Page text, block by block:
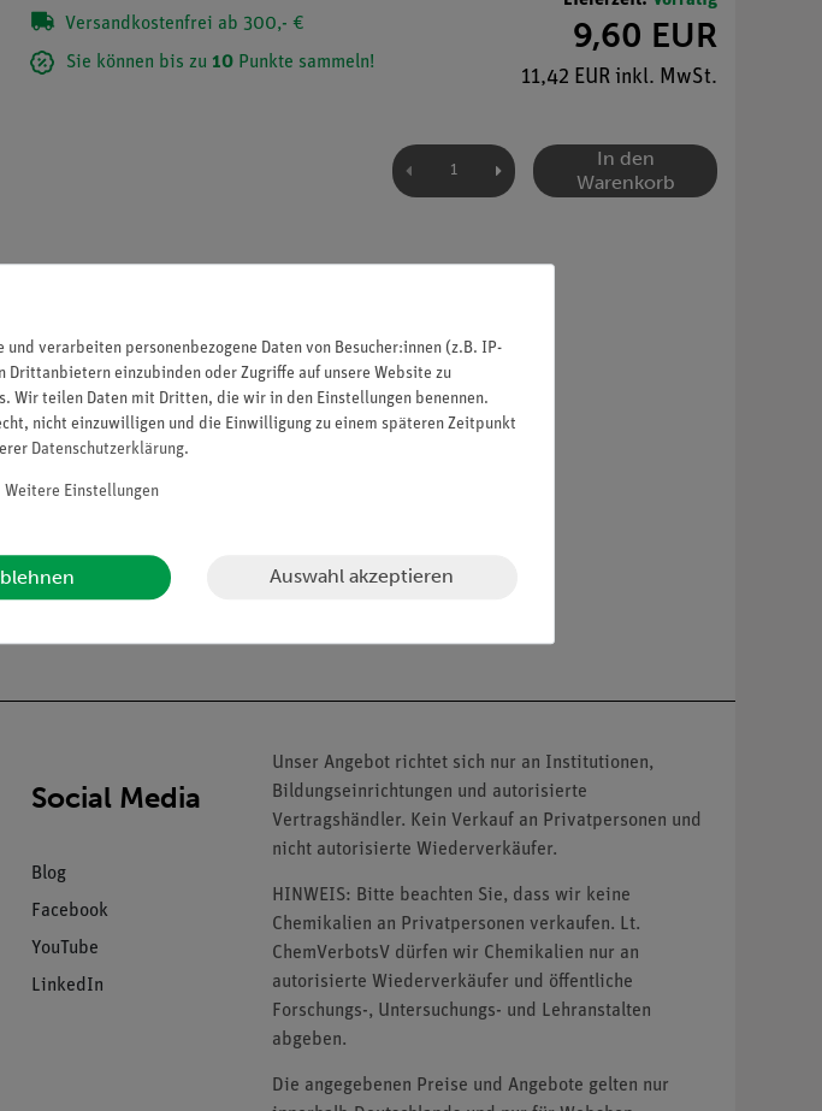
Versandkostenfrei ab 300,- €
Sie können bis zu 10 Punkte sammeln!
9,60 EUR
11,42 EUR inkl. MwSt.
In den
Warenkorb
Social Media
Blog
Facebook
YouTube
LinkedIn
Unser Angebot richtet sich nur an Institutionen,
Bildungseinrichtungen und autorisierte
Vertragshändler. Kein Verkauf an Privatpersonen und
nicht autorisierte Wiederverkäufer.
HINWEIS: Bitte beachten Sie, dass wir keine
Chemikalien an Privatpersonen verkaufen. Lt.
ChemVerbotsV dürfen wir Chemikalien nur an
autorisierte Wiederverkäufer und öffentliche
Forschungs-, Untersuchungs- und Lehranstalten
abgeben.
Die angegebenen Preise und Angebote gelten nur
verarbeiten personenbezogene Daten von Besucher:innen (z.B. IP-
einzubinden oder Zugriffe auf unsere Website zu
Wir teilen Daten mit Dritten, die wir in den Einstellungen benennen.
nicht einzuwilligen und die Einwilligung zu einem späteren Zeitpunkt
Daten­schutz­erklärung.
Weitere Einstellungen
Auswahl akzeptieren